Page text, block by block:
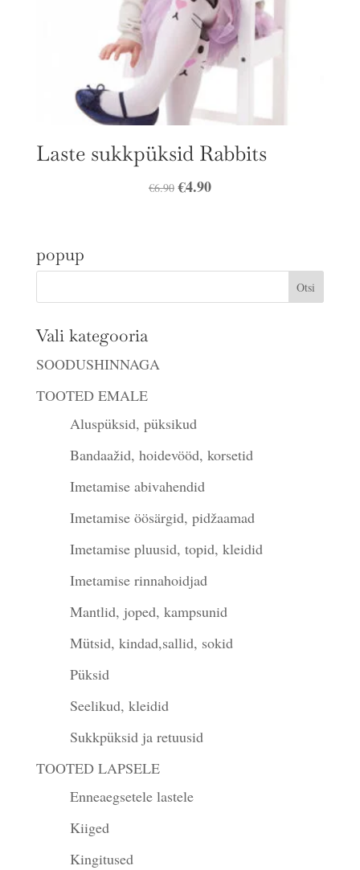
Laste sukkpüksid Rabbits
€6.90 Algne
€4.90Praegune
popup
Vali kategooria
SOODUSHINNAGA
TOOTED EMALE
Aluspüksid, püksikud
Bandaažid, hoidevööd, korsetid
Imetamise abivahendid
Imetamise öösärgid, pidžaamad
Imetamise pluusid, topid, kleidid
Imetamise rinnahoidjad
Mantlid, joped, kampsunid
Mütsid, kindad,sallid, sokid
Püksid
Seelikud, kleidid
Sukkpüksid ja retuusid
TOOTED LAPSELE
Enneaegsetele lastele
Kiiged
Kingitused